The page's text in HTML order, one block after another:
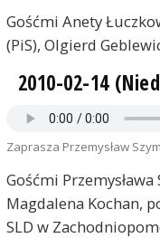
Gośćmi Anety
(PiS), Olgierd
2010-02-14
Zaprasza Przemysław
Gośćmi Przemysława
Magdalena Kochan,
SLD w